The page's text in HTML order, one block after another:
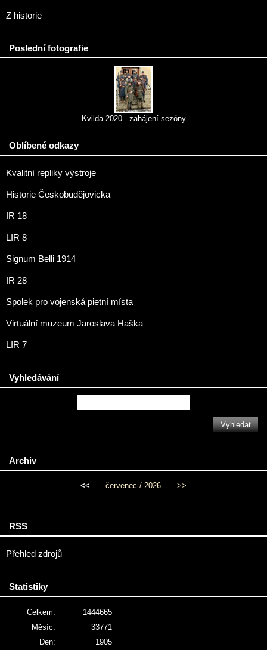
Z historie
Poslední fotografie
Kvilda 2020 - zahájení sezóny
Oblíbené odkazy
Kvalitní repliky výstroje
Historie Českobudějovicka
IR 18
LIR 8
Signum Belli 1914
IR 28
Spolek pro vojenská pietní místa
Virtuální muzeum Jaroslava Haška
LIR 7
Vyhledávání
Archiv
<< červenec / 2026 >>
RSS
Přehled zdrojů
Statistiky
Celkem:
1444665
Měsíc:
33771
Den:
1905